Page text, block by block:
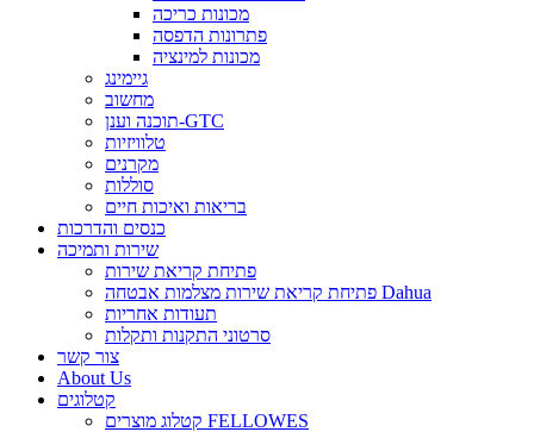
מכונות כריכה
פתרונות הדפסה
מכונות למינציה
גיימינג
מחשוב
תוכנה וענן-GTC
טלוויזיות
מקרנים
סוללות
בריאות ואיכות חיים
כנסים והדרכות
שירות ותמיכה
פתיחת קריאת שירות
פתיחת קריאת שירות מצלמות אבטחה Dahua
תעודות אחריות
סרטוני התקנות ותקלות
צור קשר
About Us
קטלוגים
קטלוג מוצרים FELLOWES